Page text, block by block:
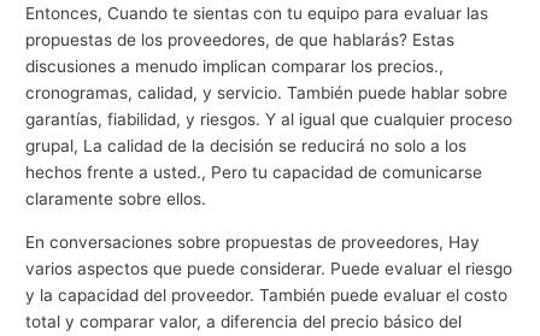
Entonces, Cuando te sientas con tu equipo para evaluar las
propuestas de los proveedores, de que hablarás? Estas
discusiones a menudo implican comparar los precios.,
cronogramas, calidad, y servicio. También puede hablar sobre
garantías, fiabilidad, y riesgos. Y al igual que cualquier proceso
grupal, La calidad de la decisión se reducirá no solo a los
hechos frente a usted., Pero tu capacidad de comunicarse
claramente sobre ellos.
En conversaciones sobre propuestas de proveedores, Hay
varios aspectos que puede considerar. Puede evaluar el riesgo
y la capacidad del proveedor. También puede evaluar el costo
total y comparar valor, a diferencia del precio básico del